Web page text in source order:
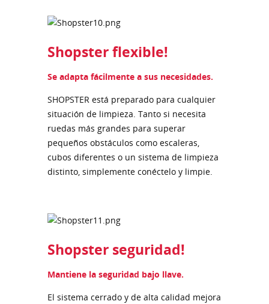
Shopster flexible!
Se adapta fácilmente a sus necesidades.
SHOPSTER está preparado para cualquier
situación de limpieza. Tanto si necesita
ruedas más grandes para superar
pequeños obstáculos como escaleras,
cubos diferentes o un sistema de limpieza
distinto, simplemente conéctelo y limpie.
Shopster seguridad!
Mantiene la seguridad bajo llave.
El sistema cerrado y de alta calidad mejora